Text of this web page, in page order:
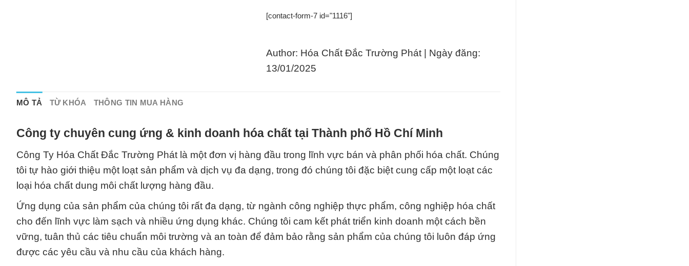
[contact-form-7 id="1116"]
Author: Hóa Chất Đắc Trường Phát | Ngày đăng:
13/01/2025
MÔ TẢ TỪ KHÓA THÔNG TIN MUA HÀNG
Công ty chuyên cung ứng & kinh doanh hóa chất tại Thành phố Hồ Chí Minh
Công Ty Hóa Chất Đắc Trường Phát là một đơn vị hàng đầu trong lĩnh vực bán và phân phối hóa chất. Chúng
tôi tự hào giới thiệu một loạt sản phẩm và dịch vụ đa dạng, trong đó chúng tôi đặc biệt cung cấp một loạt các
loại hóa chất dung môi chất lượng hàng đầu.
Ứng dụng của sản phẩm của chúng tôi rất đa dạng, từ ngành công nghiệp thực phẩm, công nghiệp hóa chất
cho đến lĩnh vực làm sạch và nhiều ứng dụng khác. Chúng tôi cam kết phát triển kinh doanh một cách bền
vững, tuân thủ các tiêu chuẩn môi trường và an toàn để đảm bảo rằng sản phẩm của chúng tôi luôn đáp ứng
được các yêu cầu và nhu cầu của khách hàng.